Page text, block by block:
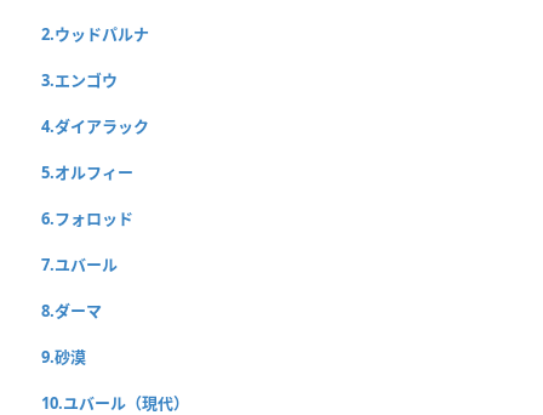
2.ウッドパルナ
3.エンゴウ
4.ダイアラック
5.オルフィー
6.フォロッド
7.ユバール
8.ダーマ
9.砂漠
10.ユバール（現代）